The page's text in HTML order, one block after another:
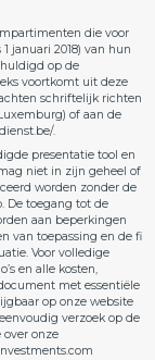
die voor
januari 2018) van hun
op de
voortkomt uit deze
schriftelijk richten
of aan de
.
presentatie tool en
niet in zijn geheel of
worden zonder de
De toegang tot de
aan beperkingen
van toepassing en de fi
Voor volledige
en alle kosten,
met essentiële
op onze website
verzoek op de
over onze